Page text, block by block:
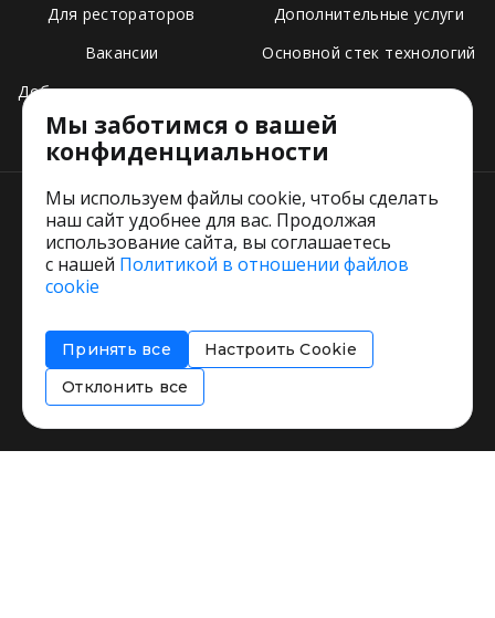
Для рестораторов
Вакансии
Добавить свое заведение
Тарифы
Дополнительные услуги
Основной стек технологий
Пользовательское соглашение
Соглашение об информировании
Политика использования cookies
Мы заботимся о вашей
конфиденциальности
Мы используем файлы cookie, чтобы сделать
наш сайт удобнее для вас. Продолжая
использование сайта, вы соглашаетесь
с нашей Политикой в отношении файлов
cookie
Принять все
Настроить Cookie
Отклонить все